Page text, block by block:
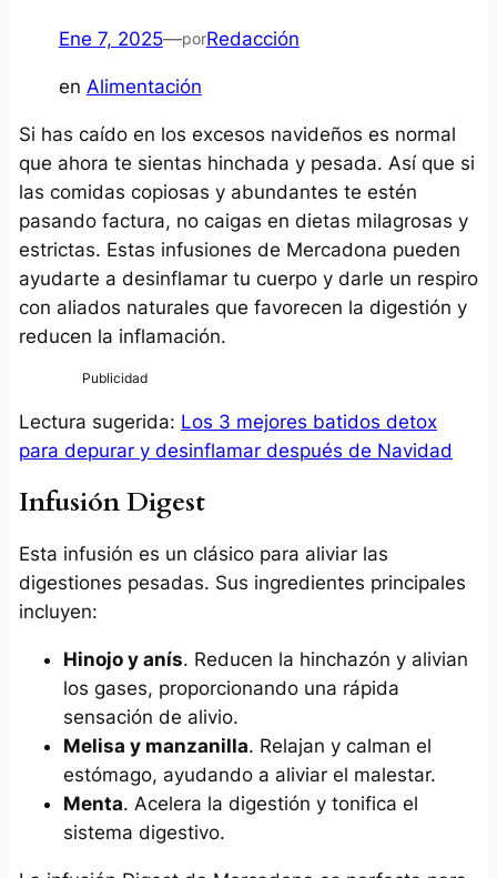
Ene 7, 2025—porRedacción
en Alimentación
Si has caído en los excesos navideños es normal
que ahora te sientas hinchada y pesada. Así que si
las comidas copiosas y abundantes te estén
pasando factura, no caigas en dietas milagrosas y
estrictas. Estas infusiones de Mercadona pueden
ayudarte a desinflamar tu cuerpo y darle un respiro
con aliados naturales que favorecen la digestión y
reducen la inflamación.
Lectura sugerida: Los 3 mejores batidos detox
para depurar y desinflamar después de Navidad
Infusión Digest
Esta infusión es un clásico para aliviar las
digestiones pesadas. Sus ingredientes principales
incluyen:
Hinojo y anís. Reducen la hinchazón y alivian
los gases, proporcionando una rápida
sensación de alivio.
Melisa y manzanilla. Relajan y calman el
estómago, ayudando a aliviar el malestar.
Menta. Acelera la digestión y tonifica el
sistema digestivo.